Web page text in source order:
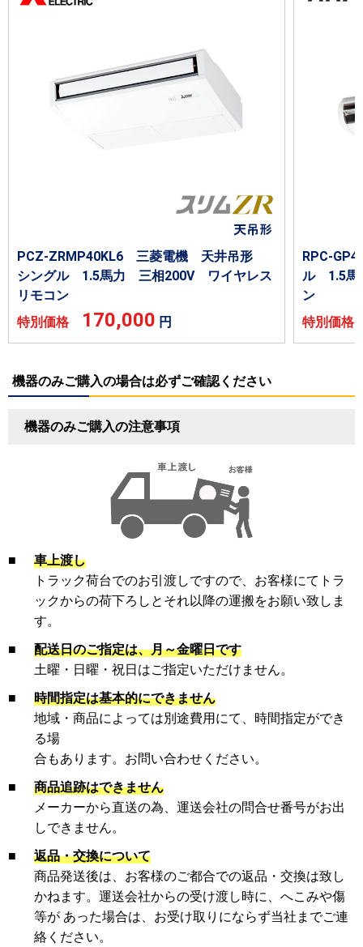
PCZ-ZRMP40KL6 三菱電機 天井吊形
シングル 1.5馬力 三相200V ワイヤレス
リモコン
特別価格
170,000 円
RPC-
ル 1.5馬
ン
特別価
機器のみご購入の場合は必ずご確認ください
機器のみご購入の注意事項
■
車上渡し
トラック荷台でのお引渡しですので、お客様にてトラ
ックからの荷下ろしとそれ以降の運搬をお願い致しま
す。
■
配送日のご指定は、月～金曜日です
土曜・日曜・祝日はご指定いただけません。
■
時間指定は基本的にできません
地域・商品によっては別途費用にて、時間指定ができ
る場
合もあります。お問い合わせください。
■
商品追跡はできません
メーカーから直送の為、運送会社の問合せ番号がお出
しできません。
■
返品・交換について
商品発送後は、お客様のご都合での返品・交換は致し
かねます。運送会社からの受け渡し時に、へこみや傷
等が あった場合は、お受け取りにならず当社までご連
絡ください。